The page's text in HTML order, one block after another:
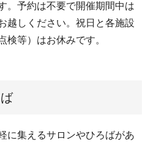
。予約は不要で開催期間中は
越しください。祝日と各施設
検等）はお休みです。
に集えるサロンやひろばがあ